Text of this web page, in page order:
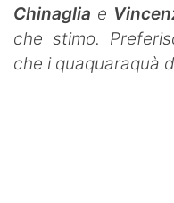
Chinaglia e
che stimo.
che i quaquaraquà